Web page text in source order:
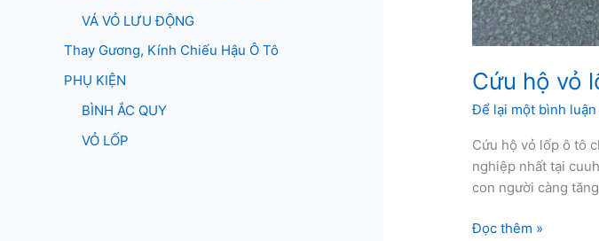
VÁ VỎ LƯU ĐỘNG
Thay Gương, Kính Chiếu Hậu Ô Tô
PHỤ KIỆN
BÌNH ẮC QUY
VỎ LỐP
Cứu hộ vỏ
Để lại một bình luận
Cứu hộ vỏ lốp ô tô
nghiệp nhất tại
con người càng
Cứu
Đọc thêm »